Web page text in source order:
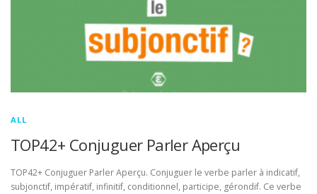
ALL
TOP42+ Conjuguer Parler Aperçu
TOP42+ Conjuguer Parler Aperçu. Conjuguer le verbe parler à indicatif,
subjonctif, impératif, infinitif, conditionnel, participe, gérondif. Ce verbe